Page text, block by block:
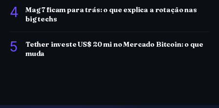
4
Mag 7 ficam para trás: o que explica a rotação nas
big techs
5
Tether investe US$ 20 mi no Mercado Bitcoin: o que
muda